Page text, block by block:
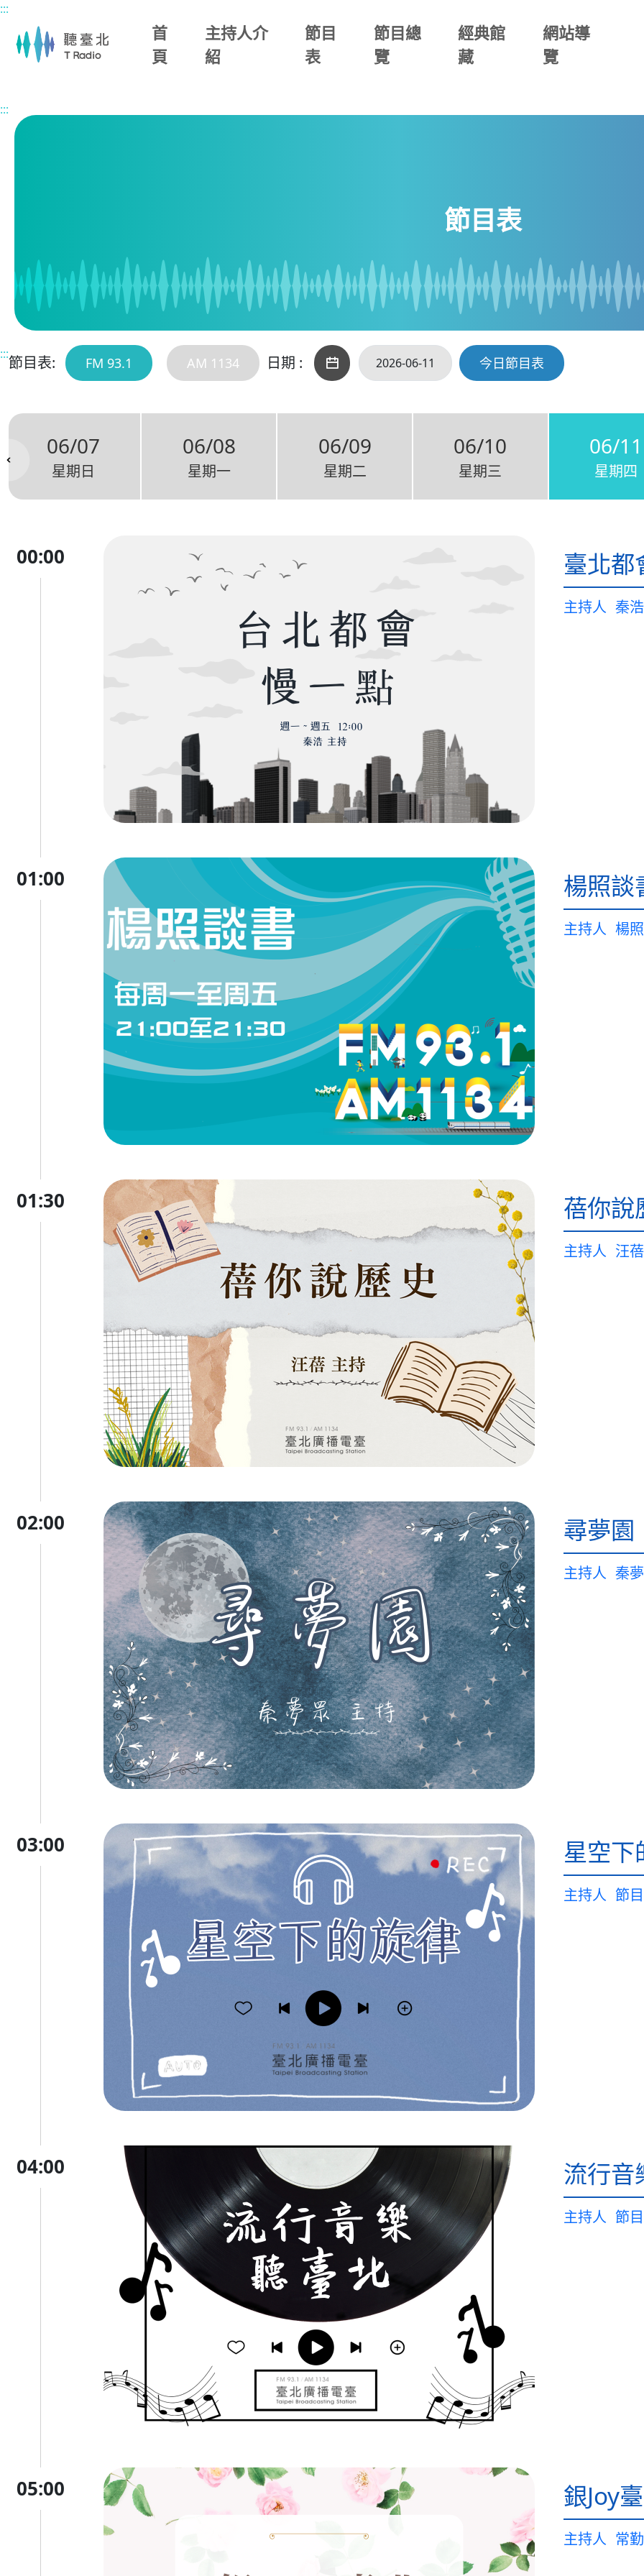
主要內容區塊
:::
首
頁
主持人介
紹
節目
表
節目總
覽
經典館
藏
網站導
覽
:::
節目表
:::節目表: FM 93.1 AM 1134 日期 : 今日節目表
06/07
星期日
06/08
星期一
06/09
星期二
06/10
星期三
06/11
星期四
00:00 臺北都
主持人 秦浩
01:00 楊照談
主持人 楊照
01:30 蓓你說
主持人 汪蓓
02:00 尋夢園
主持人 秦
03:00 星空下
主持人 節
04:00 流行音
主持人 節
05:00 銀Joy
主持人 常